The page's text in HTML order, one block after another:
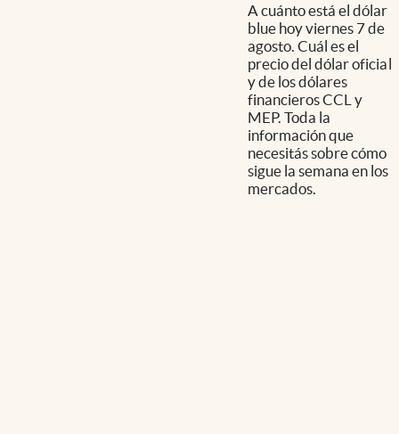
A cuánto está el dólar
blue hoy viernes 7 de
agosto. Cuál es el
precio del dólar oficial
y de los dólares
financieros CCL y
MEP. Toda la
información que
necesitás sobre cómo
sigue la semana en los
mercados.